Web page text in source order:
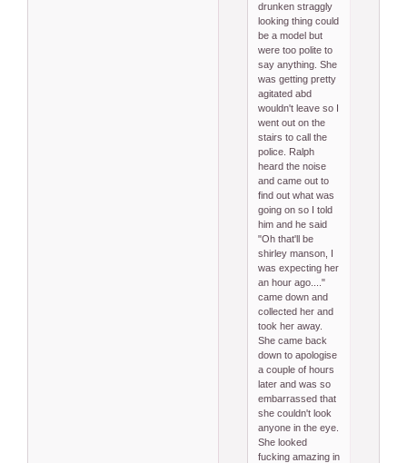
drunken straggly
looking thing could
be a model but
were too polite to
say anything. She
was getting pretty
agitated abd
wouldn't leave so I
went out on the
stairs to call the
police. Ralph
heard the noise
and came out to
find out what was
going on so I told
him and he said
"Oh that'll be
shirley manson, I
was expecting her
an hour ago...."
came down and
collected her and
took her away.
She came back
down to apologise
a couple of hours
later and was so
embarrassed that
she couldn't look
anyone in the eye.
She looked
fucking amazing in